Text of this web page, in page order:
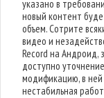
указано в
новый контент
объем. Сотрите
видео и
Record на Андроид,
доступно
модификацию, в
нестабильная